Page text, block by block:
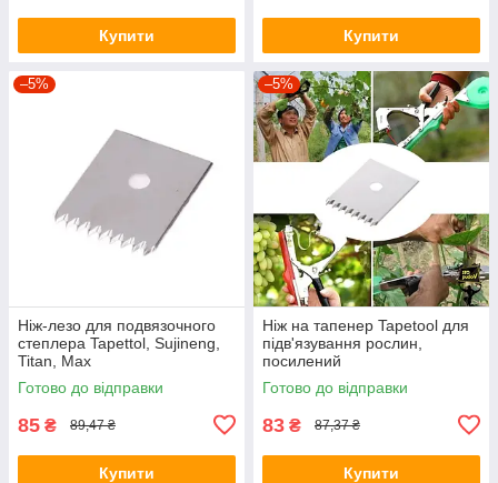
Купити Купити
–5%
Ніж-лезо для подвязочного
степлера Tapettol, Sujineng,
Titan, Max
Готово до відправки
85 ₴ 89,47 ₴
Купити
–5%
Ніж на тапенер Tapetool для
підв'язування рослин,
посилений
Готово до відправки
83 ₴ 87,37 ₴
Купити